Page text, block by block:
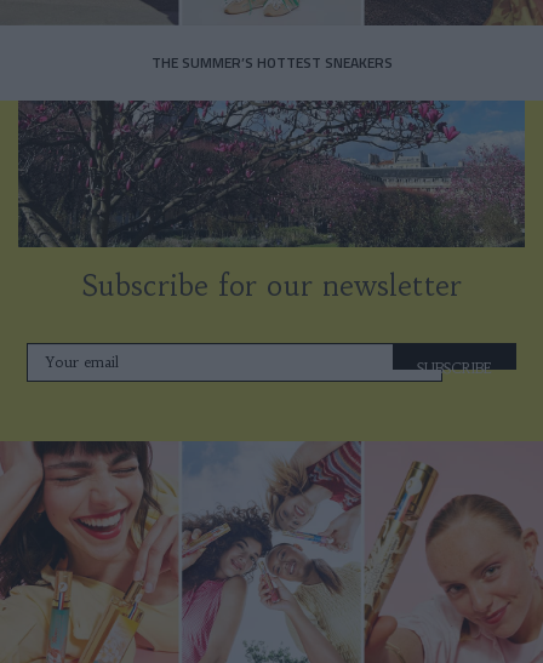
THE SUMMER’S HOTTEST SNEAKERS
Subscribe for our newsletter
SUBSCRIBE